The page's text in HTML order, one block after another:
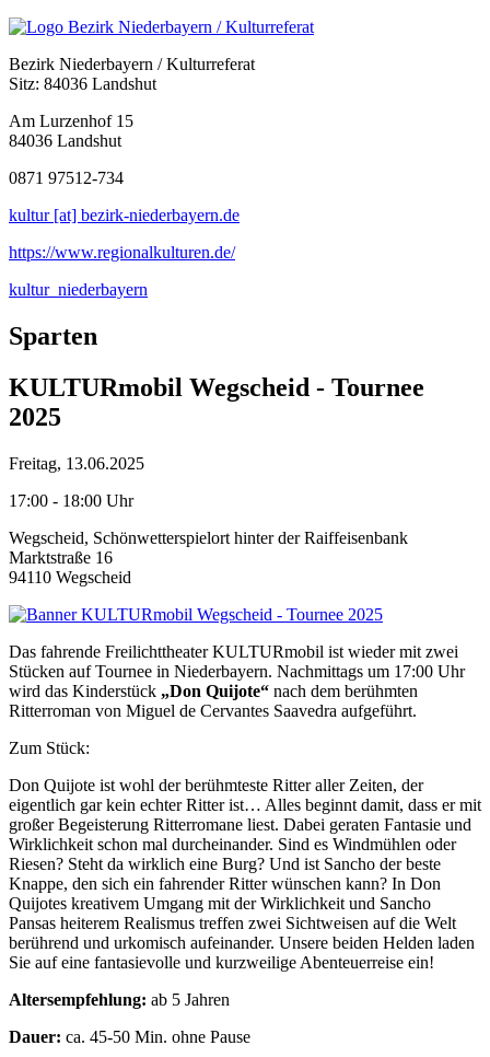
Bezirk Niederbayern / Kulturreferat
Sitz: 84036 Landshut
Am Lurzenhof 15
84036 Landshut
0871 97512-734
kultur [at] bezirk-niederbayern.de
https://www.regionalkulturen.de/
kultur_niederbayern
Sparten
KULTURmobil Wegscheid - Tournee
2025
Freitag, 13.06.2025
17:00 - 18:00 Uhr
Wegscheid, Schönwetterspielort hinter der Raiffeisenbank
Marktstraße 16
94110 Wegscheid
Das fahrende Freilichttheater KULTURmobil ist wieder mit zwei
Stücken auf Tournee in Niederbayern. Nachmittags um 17:00 Uhr
wird das Kinderstück „Don Quijote“ nach dem berühmten
Ritterroman von Miguel de Cervantes Saavedra aufgeführt.
Zum Stück:
Don Quijote ist wohl der berühmteste Ritter aller Zeiten, der
eigentlich gar kein echter Ritter ist… Alles beginnt damit, dass er mit
großer Begeisterung Ritterromane liest. Dabei geraten Fantasie und
Wirklichkeit schon mal durcheinander. Sind es Windmühlen oder
Riesen? Steht da wirklich eine Burg? Und ist Sancho der beste
Knappe, den sich ein fahrender Ritter wünschen kann? In Don
Quijotes kreativem Umgang mit der Wirklichkeit und Sancho
Pansas heiterem Realismus treffen zwei Sichtweisen auf die Welt
berührend und urkomisch aufeinander. Unsere beiden Helden laden
Sie auf eine fantasievolle und kurzweilige Abenteuerreise ein!
Altersempfehlung: ab 5 Jahren
Dauer: ca. 45-50 Min. ohne Pause